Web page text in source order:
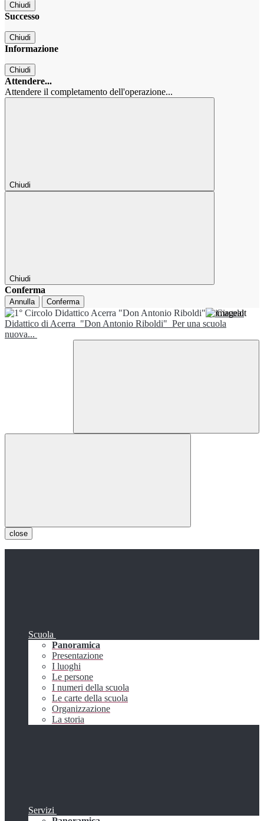
Chiudi
Successo
Chiudi
Informazione
Chiudi
Attendere...
Attendere il completamento dell'operazione...
Chiudi
Chiudi
Conferma
Annulla Conferma
1° Circolo
Didattico di Acerra "Don Antonio Riboldi" Per una scuola
nuova...
close
Scuola
Panoramica
Presentazione
I luoghi
Le persone
I numeri della scuola
Le carte della scuola
Organizzazione
La storia
Servizi